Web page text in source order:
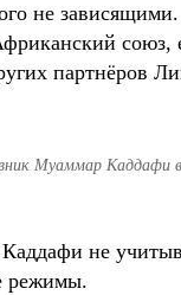
не зависящими.
союз,
партнёров
Муаммар Каддафи
не
режимы.